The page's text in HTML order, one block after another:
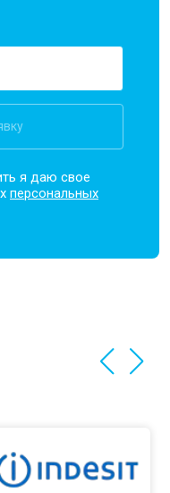
я даю свое
персональных